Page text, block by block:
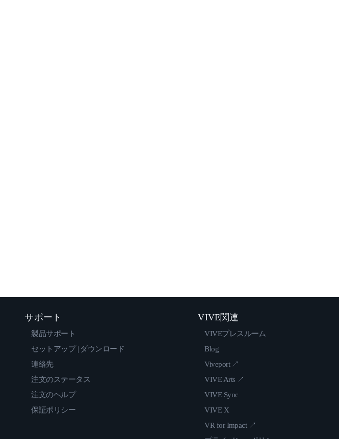
サポート
製品サポート
セットアップ | ダウンロード
連絡先
注文のステータス
注文のヘルプ
保証ポリシー
VIVE関連
VIVEプレスルーム
Blog
Viveport ↗
VIVE Arts ↗
VIVE Sync
VIVE X
VR for Impact ↗